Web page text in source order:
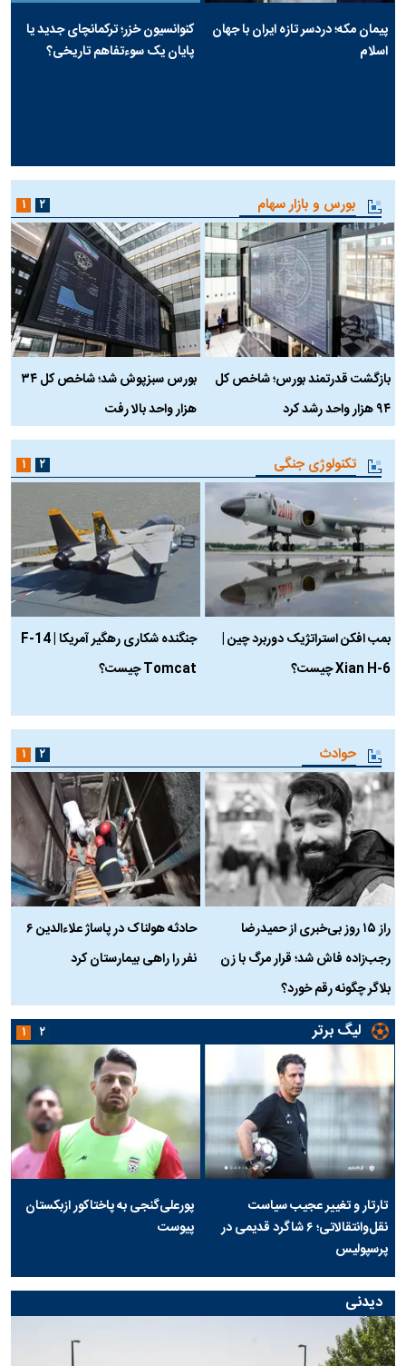
پیمان مکه؛ دردسر تازه ایران با جهان
اسلام
کنوانسیون خزر؛ ترکمانچای جدید یا
پایان یک سوءتفاهم تاریخی؟
بورس و بازار سهام
بازگشت قدرتمند بورس؛ شاخص کل
۹۴ هزار واحد رشد کرد
بورس سبزپوش شد؛ شاخص کل ۳۴
هزار واحد بالا رفت
۱ ۲
تکنولوژی جنگی
بمب افکن استراتژیک دوربرد چین |
Xian H-6 چیست؟
جنگنده شکاری رهگیر آمریکا | F-14
Tomcat چیست؟
۱ ۲
حوادث
راز ۱۵ روز بی‌خبری از حمیدرضا
رجب‌زاده فاش شد؛ قرار مرگ با زن
بلاگر چگونه رقم خورد؟
حادثه هولناک در پاساژ علاءالدین ۶
نفر را راهی بیمارستان کرد
۱ ۲
لیگ برتر
تارتار و تغییر عجیب سیاست
نقل‌وانتقالاتی؛ ۶ شاگرد قدیمی در
پرسپولیس
پورعلی‌گنجی به پاختاکور ازبکستان
پیوست
۱ ۲
دیدنی